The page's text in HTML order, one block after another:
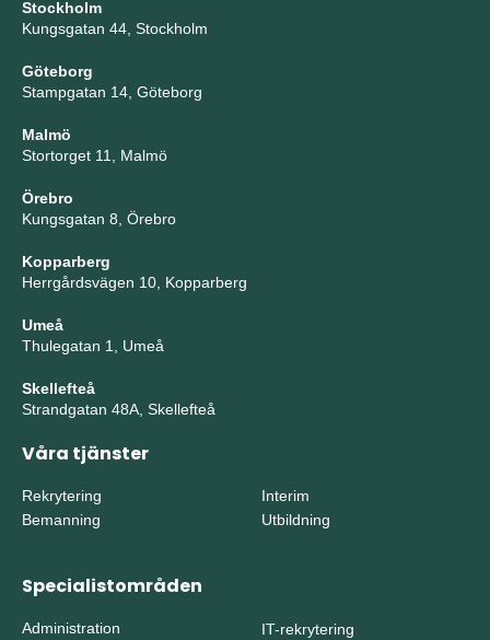
Stockholm
Kungsgatan 44, Stockholm
Göteborg
Stampgatan 14, Göteborg
Malmö
Stortorget 11, Malmö
Örebro
Kungsgatan 8, Örebro
Kopparberg
Herrgårdsvägen 10, Kopparberg
Umeå
Thulegatan 1, Umeå
Skellefteå
Strandgatan 48A, Skellefteå
Våra tjänster
Rekrytering
Bemanning
Interim
Utbildning
Specialistområden
Administration
IT-rekrytering